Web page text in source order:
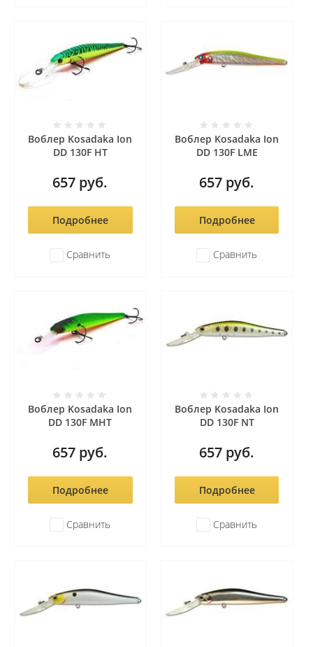
Воблер Kosadaka Ion
DD 130F HT
657 руб.
Подробнее
Сравнить
Воблер Kosadaka Ion
DD 130F LME
657 руб.
Подробнее
Сравнить
Воблер Kosadaka Ion
DD 130F MHT
657 руб.
Подробнее
Сравнить
Воблер Kosadaka Ion
DD 130F NT
657 руб.
Подробнее
Сравнить